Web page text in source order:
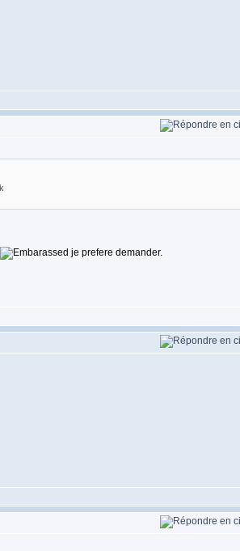
je prefere demander.